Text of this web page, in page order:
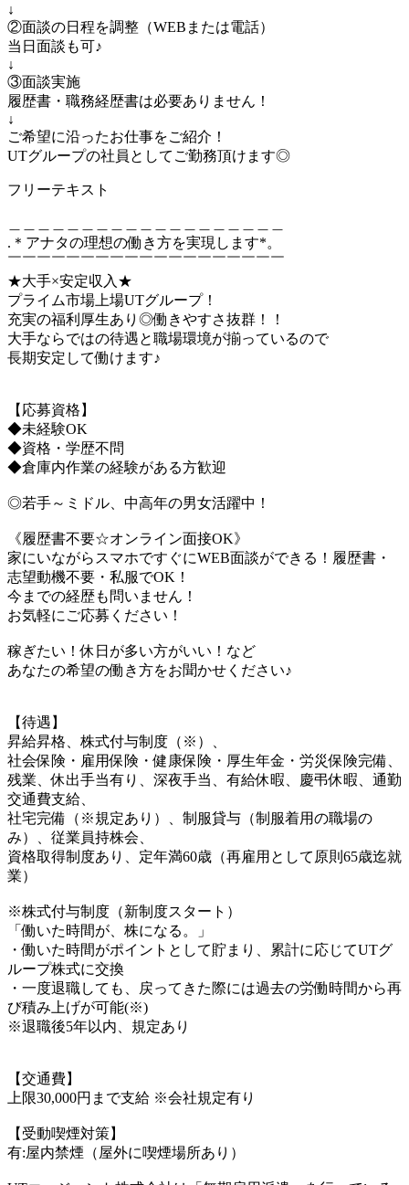
↓
②面談の日程を調整（WEBまたは電話）
当日面談も可♪
↓
③面談実施
履歴書・職務経歴書は必要ありません！
↓
ご希望に沿ったお仕事をご紹介！
UTグループの社員としてご勤務頂けます◎
フリーテキスト
.＊アナタの理想の働き方を実現します*。
￣￣￣￣￣￣￣￣￣￣￣￣￣￣￣￣￣￣￣
★大手×安定収入★
プライム市場上場UTグループ！
充実の福利厚生あり◎働きやすさ抜群！！
大手ならではの待遇と職場環境が揃っているので
長期安定して働けます♪
【応募資格】
◆未経験OK
◆資格・学歴不問
◆倉庫内作業の経験がある方歓迎
◎若手～ミドル、中高年の男女活躍中！
《履歴書不要☆オンライン面接OK》
家にいながらスマホですぐにWEB面談ができる！履歴書・
志望動機不要・私服でOK！
今までの経歴も問いません！
お気軽にご応募ください！
稼ぎたい！休日が多い方がいい！など
あなたの希望の働き方をお聞かせください♪
【待遇】
昇給昇格、株式付与制度（※）、
社会保険・雇用保険・健康保険・厚生年金・労災保険完備、
残業、休出手当有り、深夜手当、有給休暇、慶弔休暇、通勤
交通費支給、
社宅完備（※規定あり）、制服貸与（制服着用の職場の
み）、従業員持株会、
資格取得制度あり、定年満60歳（再雇用として原則65歳迄就
業）
※株式付与制度（新制度スタート）
「働いた時間が、株になる。」
・働いた時間がポイントとして貯まり、累計に応じてUTグ
ループ株式に交換
・一度退職しても、戻ってきた際には過去の労働時間から再
び積み上げが可能(※)
※退職後5年以内、規定あり
【交通費】
上限30,000円まで支給 ※会社規定有り
【受動喫煙対策】
有:屋内禁煙（屋外に喫煙場所あり）